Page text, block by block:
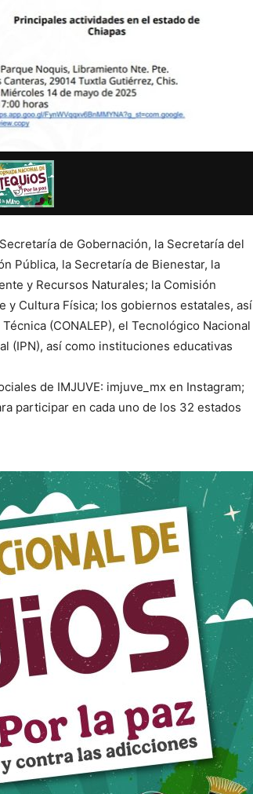
de Gobernación, la Secretaría del
Pública, la Secretaría de Bienestar, la
y Recursos Naturales; la Comisión
y Cultura Física; los gobiernos estatales, así
(CONALEP), el Tecnológico Nacional
(IPN), así como instituciones educativas
de IMJUVE: imjuve_mx en Instagram;
participar en cada uno de los 32 estados